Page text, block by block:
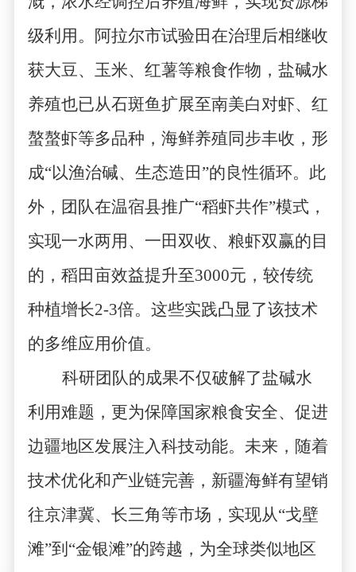
级利用。阿拉尔市试验田在治理后相继收
获大豆、玉米、红薯等粮食作物，盐碱水
养殖也已从石斑鱼扩展至南美白对虾、红
螯螯虾等多品种，海鲜养殖同步丰收，形
成“以渔治碱、生态造田 ”的良性循环。此
外，团队在温宿县推广“稻虾共作”模式，
实现一水两用、一田双收、粮虾双赢的目
的，稻田亩效益提升至3000元，较传统
种植增长2-3倍。这些实践凸显了该技术
的多维应用价值。
科研团队的成果不仅破解了盐碱水
利用难题，更为保障国家粮食安全、促进
边疆地区发展注入科技动能。未来，随着
技术优化和产业链完善，新疆海鲜有望销
往京津冀、长三角等市场，实现从“戈壁
滩”到 “金银滩”的跨越，为全球类似地区